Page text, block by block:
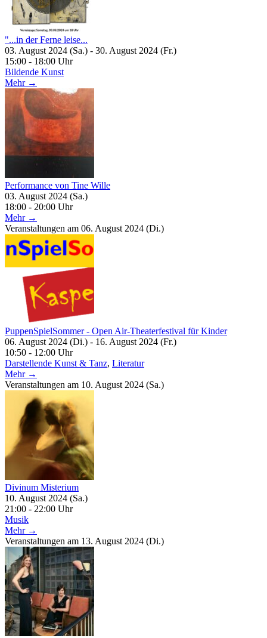
"...in der Ferne leise...
03. August 2024 (Sa.) - 30. August 2024 (Fr.)
15:00 - 18:00 Uhr
Bildende Kunst
Mehr →
Performance von Tine Wille
03. August 2024 (Sa.)
18:00 - 20:00 Uhr
Mehr →
Veranstaltungen am 06. August 2024 (Di.)
PuppenSpielSommer - Open Air-Theaterfestival für Kinder
06. August 2024 (Di.) - 16. August 2024 (Fr.)
10:50 - 12:00 Uhr
Darstellende Kunst & Tanz, Literatur
Mehr →
Veranstaltungen am 10. August 2024 (Sa.)
Divinum Misterium
10. August 2024 (Sa.)
21:00 - 22:00 Uhr
Musik
Mehr →
Veranstaltungen am 13. August 2024 (Di.)